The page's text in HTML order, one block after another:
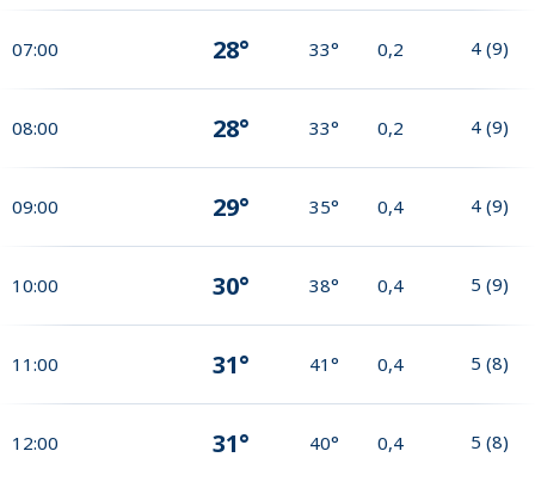
07:00 28° 33° 0,2 4 (9)
08:00 28° 33° 0,2 4 (9)
09:00 29° 35° 0,4 4 (9)
10:00 30° 38° 0,4 5 (9)
11:00 31° 41° 0,4 5 (8)
12:00 31° 40° 0,4 5 (8)